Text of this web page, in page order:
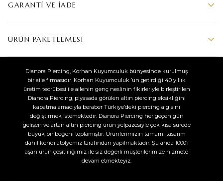
GARANTI VE İADE
ÜRÜN PAKETLEMESI
Dianora Piercing, Korhan Kuyumculuk bünyesinde kurulmuş
bir aile firmasıdır. Korhan Kuyumculuk ’un getirdiği 40 yıllık
üretim tecrübesi ile ailenin genç neslinin fikirleriyle birleştirilen
Dianora Piercing, piyasada görülen altın piercing eksikliğini
kapatma amacıyla beraber Türkiye’deki piercing algısını
değiştirmek istemektedir. Dianora Piercing her geçen gün
gelişen ve artan altın piercing ürün yelpazesiyle çok kısa sürede
büyük bir beğeni toplamıştır. Ürünlerimizin tamamı tasarım
dahil kendi atölyemiz tarafından yapılmaktadır. Şu anda 1000’i
aşan ürün çeşitliliğimiz ile siz değerli müşterilerimize hizmete
devam etmekteyiz.​